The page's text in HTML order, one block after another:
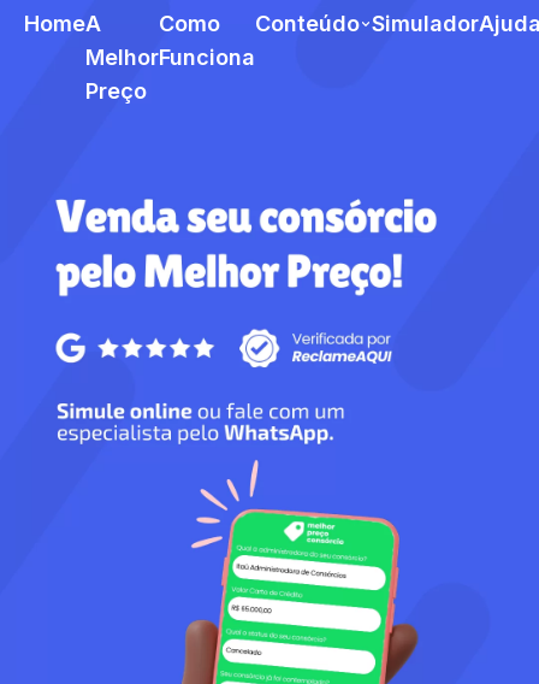
HomeA
Melhor
Preço
Como
Funciona
Conteúdo Simulador